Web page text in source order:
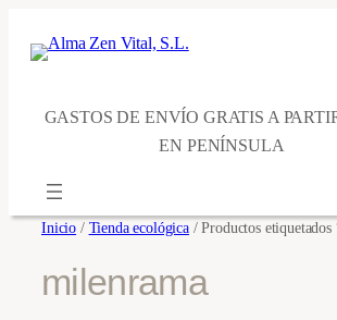
GASTOS DE ENVÍO GRATIS A
EN PENÍNSULA
Inicio / Tienda ecológica/ Productos etiquetados
milenrama